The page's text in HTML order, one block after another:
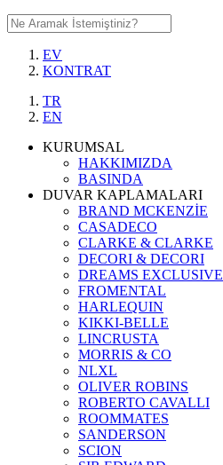
EV
KONTRAT
TR
EN
KURUMSAL
HAKKIMIZDA
BASINDA
DUVAR KAPLAMALARI
BRAND MCKENZİE
CASADECO
CLARKE & CLARKE
DECORI & DECORI
DREAMS EXCLUSIVE
FROMENTAL
HARLEQUIN
KIKKI-BELLE
LINCRUSTA
MORRIS & CO
NLXL
OLIVER ROBINS
ROBERTO CAVALLI
ROOMMATES
SANDERSON
SCION